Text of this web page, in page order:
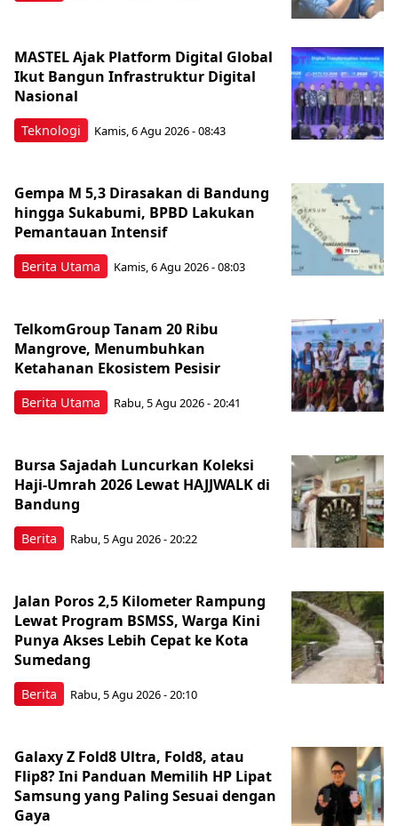
Teknologi
MASTEL Ajak Platform Digital Global
Ikut Bangun Infrastruktur Digital
Nasional
Kamis, 6 Agu 2026 - 08:43
Berita Utama
Gempa M 5,3 Dirasakan di Bandung
hingga Sukabumi, BPBD Lakukan
Pemantauan Intensif
Kamis, 6 Agu 2026 - 08:03
Berita Utama
TelkomGroup Tanam 20 Ribu
Mangrove, Menumbuhkan
Ketahanan Ekosistem Pesisir
Rabu, 5 Agu 2026 - 20:41
Berita
Bursa Sajadah Luncurkan Koleksi
Haji-Umrah 2026 Lewat HAJJWALK di
Bandung
Rabu, 5 Agu 2026 - 20:22
Berita
Jalan Poros 2,5 Kilometer Rampung
Lewat Program BSMSS, Warga Kini
Punya Akses Lebih Cepat ke Kota
Sumedang
Rabu, 5 Agu 2026 - 20:10
Galaxy Z Fold8 Ultra, Fold8, atau
Flip8? Ini Panduan Memilih HP Lipat
Samsung yang Paling Sesuai dengan
Gaya